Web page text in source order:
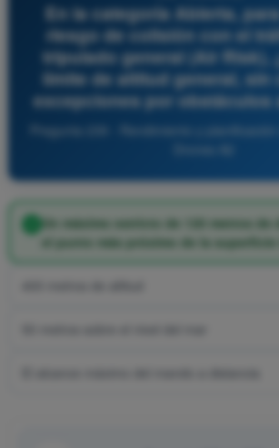
En la categoría Abierta,
riesgo de colisión con el
tripulado general (Air Risk),
límite de altitud general, sin
excepciones por obstáculos
Pregunta 239 - Rendimiento y planificación
Un máximo estricto de 120 metros de
el punto más próximo de la superficie